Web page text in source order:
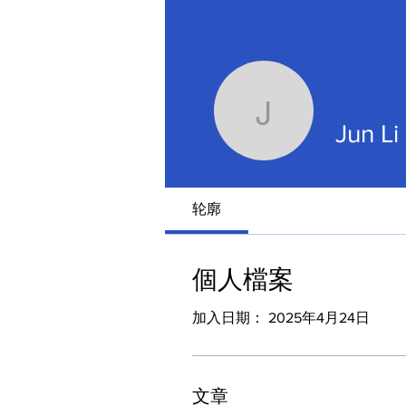
Jun LiJun Li
轮廓
個人檔案
加入日期： 2025年4月24日
文章